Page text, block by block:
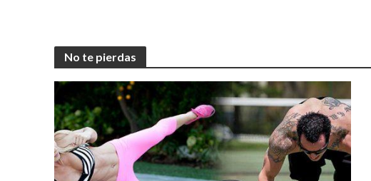
No te pierdas